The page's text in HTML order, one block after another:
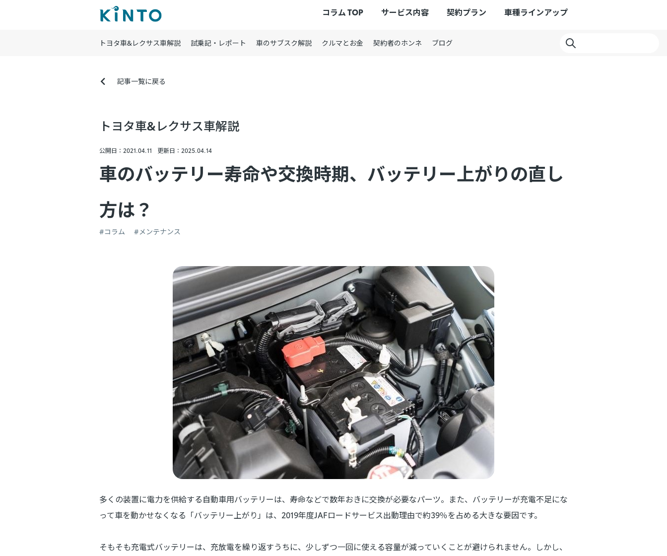
コラム TOP サービス内容 契約プラン 車種ラインアップ
トヨタ車&レクサス車解説 試乗記・レポート 車のサブスク解説 クルマとお金 契約者のホンネ ブログ
記事一覧に戻る
トヨタ車&レクサス車解説
公開日：2021.04.11 更新日：2025.04.14
車のバッテリー寿命や交換時期、バッテリー上がりの直し
方は？
#コラム #メンテナンス
多くの装置に電力を供給する自動車用バッテリーは、寿命などで数年おきに交換が必要なパーツ。また、バッテリーが充電不足にな
って車を動かせなくなる「バッテリー上がり」は、2019年度JAFロードサービス出動理由で約39％を占める大きな要因です。
そもそも充電式バッテリーは、充放電を繰り返すうちに、少しずつ一回に使える容量が減っていくことが避けられません。しかし、